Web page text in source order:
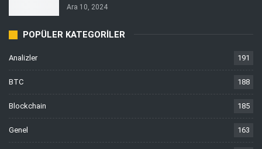
Ara 10, 2024
POPÜLER KATEGORILER
Analizler 191
BTC 188
Blockchain 185
Genel 163